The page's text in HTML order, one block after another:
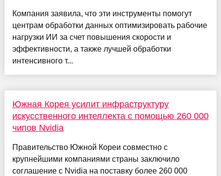
Компания заявила, что эти инструменты помогут
центрам обработки данных оптимизировать рабочие
нагрузки ИИ за счет повышения скорости и
эффективности, а также лучшей обработки
интенсивного т...
Южная Корея усилит инфраструктуру
искусственного интеллекта с помощью 260 000
чипов Nvidia
Правительство Южной Кореи совместно с
крупнейшими компаниями страны заключило
соглашение с Nvidia на поставку более 260 000